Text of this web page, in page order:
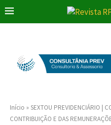
Início » SEXTOU PREVIDENCIÁRIO |
CONTRIBUIÇÃO E DAS